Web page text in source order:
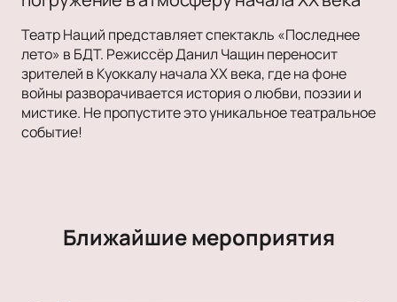
Театр Наций представляет спектакль «Последнее
лето» в БДТ. Режиссёр Данил Чащин переносит
зрителей в Куоккалу начала XX века, где на фоне
войны разворачивается история о любви, поэзии и
мистике. Не пропустите это уникальное театральное
событие!
Ближайшие мероприятия